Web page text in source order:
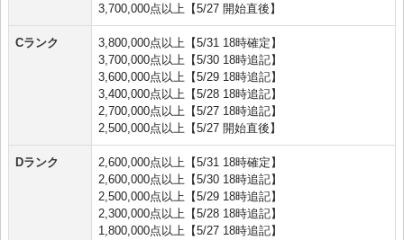
3,700,000点以上【5/27 開始直後】
Cランク
3,800,000点以上【5/31 18時確定】
3,700,000点以上【5/30 18時追記】
3,600,000点以上【5/29 18時追記】
3,400,000点以上【5/28 18時追記】
2,700,000点以上【5/27 18時追記】
2,500,000点以上【5/27 開始直後】
Dランク
2,600,000点以上【5/31 18時確定】
2,600,000点以上【5/30 18時追記】
2,500,000点以上【5/29 18時追記】
2,300,000点以上【5/28 18時追記】
1,800,000点以上【5/27 18時追記】